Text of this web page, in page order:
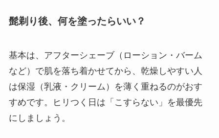
髭剃り後、何を塗ったらいい？
基本は、アフターシェーブ（ローション・バーム
など）で肌を落ち着かせてから、乾燥しやすい人
は保湿（乳液・クリーム）を薄く重ねるのがおす
すめです。ヒリつく日は「こすらない」を最優先
にしましょう。